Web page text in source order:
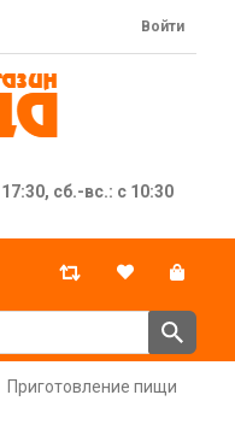
сб.-вс.: с 10:30
Войти
Приготовление пищи